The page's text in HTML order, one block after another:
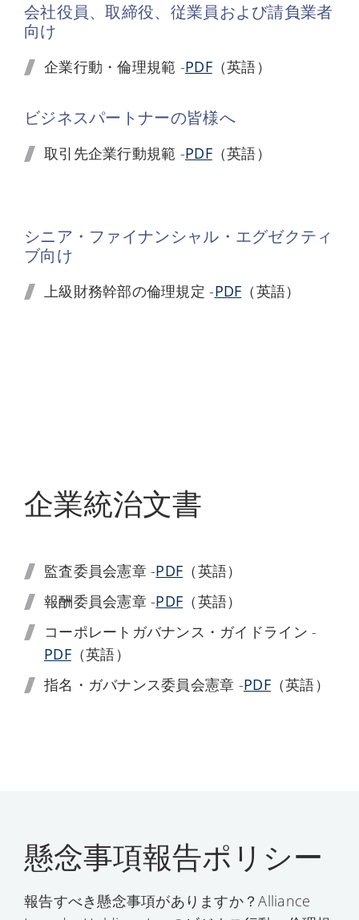
会社役員、取締役、従業員および請負業者
向け
企業行動・倫理規範 -PDF（英語）
ビジネスパートナーの皆様へ
取引先企業行動規範 -PDF（英語）
シニア・ファイナンシャル・エグゼクティ
ブ向け
上級財務幹部の倫理規定 -PDF （英語）
企業統治文書
監査委員会憲章 -PDF （英語）
報酬委員会憲章 -PDF （英語）
コーポレートガバナンス・ガイドライン -
PDF（英語）
指名・ガバナンス委員会憲章 -PDF（英語）
懸念事項報告ポリシー
報告すべき懸念事項がありますか？Alliance